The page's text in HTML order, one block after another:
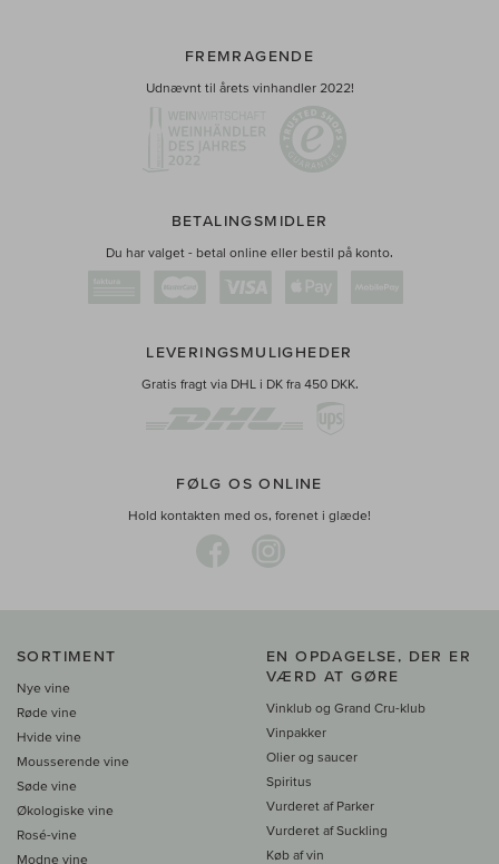
FREMRAGENDE
Udnævnt til årets vinhandler 2022!
BETALINGSMIDLER
Du har valget - betal online eller bestil på konto.
LEVERINGSMULIGHEDER
Gratis fragt via DHL i DK fra 450 DKK.
FØLG OS ONLINE
Hold kontakten med os, forenet i glæde!
SORTIMENT
Nye vine
Røde vine
Hvide vine
Mousserende vine
Søde vine
Økologiske vine
Rosé-vine
Modne vine
EN OPDAGELSE, DER ER
VÆRD AT GØRE
Vinklub og Grand Cru-klub
Vinpakker
Olier og saucer
Spiritus
Vurderet af Parker
Vurderet af Suckling
Køb af vin